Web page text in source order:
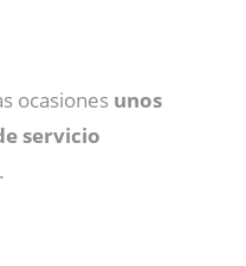
ocasiones unos
servicio